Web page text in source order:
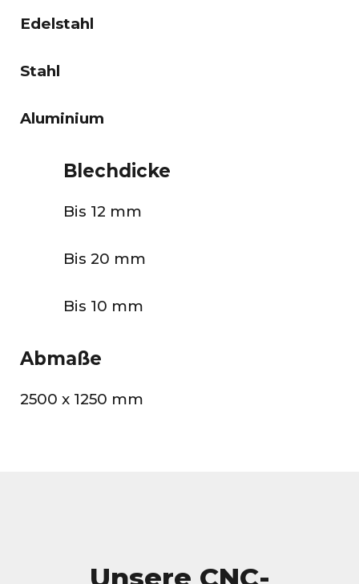
Edelstahl
Stahl
Aluminium
Blechdicke
Bis 12 mm
Bis 20 mm
Bis 10 mm
Abmaße
2500 x 1250 mm
Unsere CNC-